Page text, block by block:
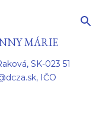
MÁRIE
SK-023 51
IČO